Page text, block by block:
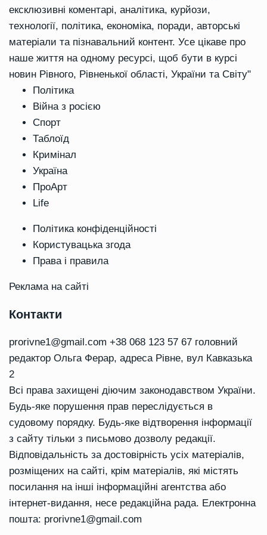
ексклюзивні коментарі, аналітика, курйози,
технології, політика, економіка, поради, авторські
матеріали та пізнавальний контент. Усе цікаве про
наше життя на одному ресурсі, щоб бути в курсі
новин Рівного, Рівненької області, України та Світу"
Політика
Війна з росією
Спорт
Таблоїд
Кримінал
Україна
ПроАрт
Life
Політика конфіденційності
Користувацька згода
Права і правила
Реклама на сайті
Контакти
prorivne1@gmail.com +38 068 123 57 67 головний
редактор Ольга Ферар, адреса Рівне, вул Кавказька
2
Всі права захищені діючим законодавством України.
Будь-яке порушення прав переслідується в
судовому порядку. Будь-яке відтворення інформації
з сайту тільки з письмово дозволу редакції.
Відповідальність за достовірність усіх матеріалів,
розміщених на сайті, крім матеріалів, які містять
посилання на інші інформаційні агентства або
інтернет-видання, несе редакційна рада. Електронна
пошта: prorivne1@gmail.com